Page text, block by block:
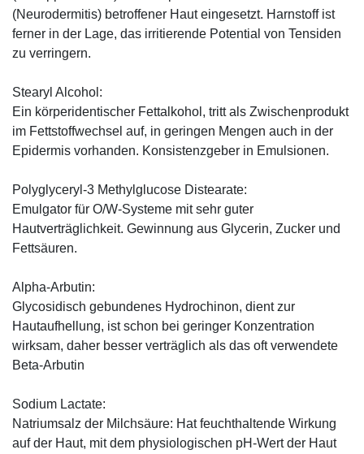
(Neurodermitis) betroffener Haut eingesetzt. Harnstoff ist
ferner in der Lage, das irritierende Potential von Tensiden
zu verringern.
Stearyl Alcohol:
Ein körperidentischer Fettalkohol, tritt als Zwischenprodukt
im Fettstoffwechsel auf, in geringen Mengen auch in der
Epidermis vorhanden. Konsistenzgeber in Emulsionen.
Polyglyceryl-3 Methylglucose Distearate:
Emulgator für O/W-Systeme mit sehr guter
Hautverträglichkeit. Gewinnung aus Glycerin, Zucker und
Fettsäuren.
Alpha-Arbutin:
Glycosidisch gebundenes Hydrochinon, dient zur
Hautaufhellung, ist schon bei geringer Konzentration
wirksam, daher besser verträglich als das oft verwendete
Beta-Arbutin
Sodium Lactate:
Natriumsalz der Milchsäure: Hat feuchthaltende Wirkung
auf der Haut, mit dem physiologischen pH-Wert der Haut